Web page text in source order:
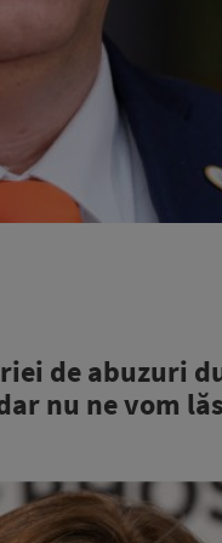
de abuzuri
nu ne vom